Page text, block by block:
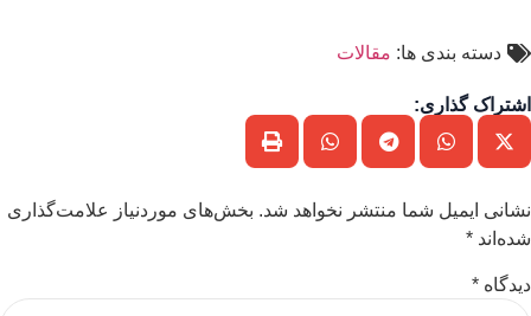
دسته بندی ها: مقالات
اشتراک گذاری:
نشانی ایمیل شما منتشر نخواهد شد. بخش‌های موردنیاز علامت‌گذاری
شده‌اند *
دیدگاه *